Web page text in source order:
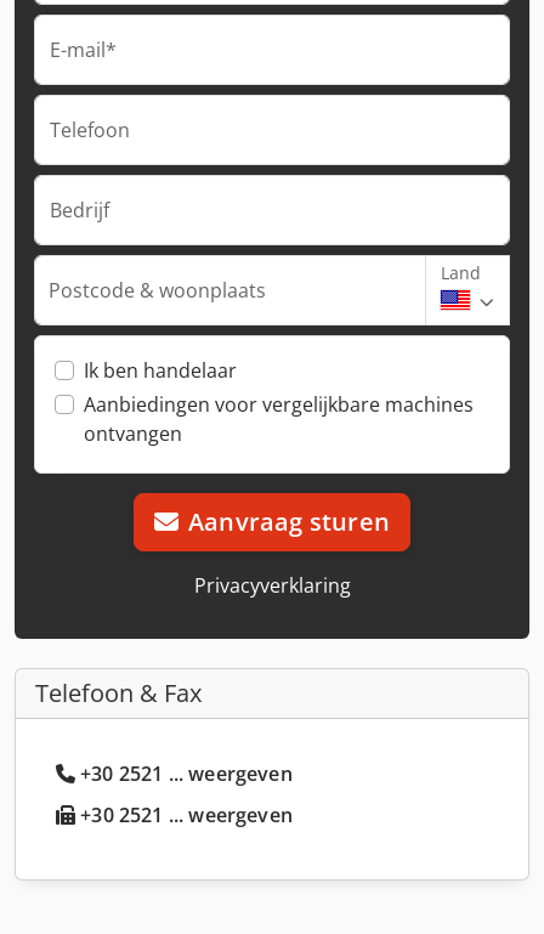
E-mail*
Telefoon
Bedrijf
Postcode & woonplaats
Land
Ik ben handelaar
Aanbiedingen voor vergelijkbare machines
ontvangen
Aanvraag sturen
Privacyverklaring
Telefoon & Fax
+30 2521 ... weergeven
+30 2521 ... weergeven